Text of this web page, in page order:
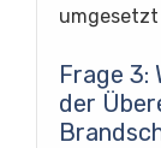
umgesetzt
Frage 3:
der